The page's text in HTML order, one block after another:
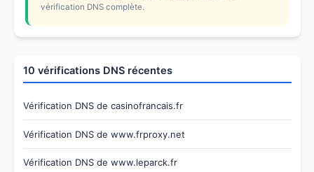
vérification DNS complète.
10 vérifications DNS récentes
Vérification DNS de casinofrancais.fr
Vérification DNS de www.frproxy.net
Vérification DNS de www.leparck.fr